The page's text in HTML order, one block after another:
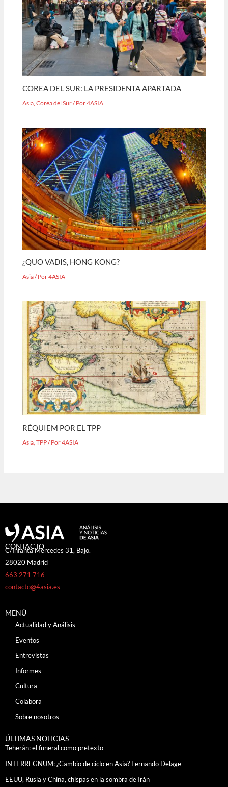
COREA DEL SUR: LA PRESIDENTA APARTADA
Asia,Corea del Sur/ Por4ASIA
¿QUO VADIS, HONG KONG?
Asia/ Por4ASIA
RÉQUIEM POR EL TPP
Asia ,TPP/ Por4ASIA
CONTACTO
C/Infanta Mercedes 31, Bajo.
28020 Madrid
663 271 716
contacto@4asia.es
MENÚ
Actualidad y Análisis
Eventos
Entrevistas
Informes
Cultura
Colabora
Sobre nosotros
ÚLTIMAS NOTICIAS
Teherán: el funeral como pretexto
INTERREGNUM: ¿Cambio de ciclo en Asia? Fernando Delage
EEUU, Rusia y China, chispas en la sombra de Irán